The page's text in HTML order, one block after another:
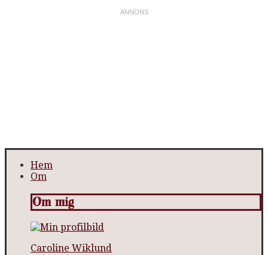
Hem
Om
Om mig
Caroline Wiklund